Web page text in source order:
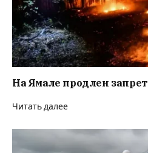
На Ямале продлен
Читать далее